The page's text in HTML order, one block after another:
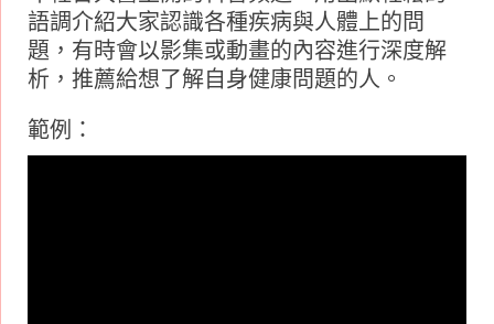
語調介紹大家認識各種疾病與人體上的問
題，有時會以影集或動畫的內容進行深度解
析，推薦給想了解自身健康問題的人。
範例：